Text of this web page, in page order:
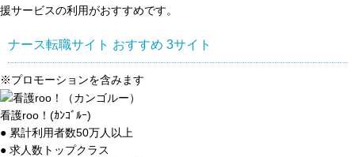
援サービスの利用がおすすめです。
ナース転職サイト おすすめ 3サイト
※プロモーションを含みます
看護roo！(ｶﾝｺﾞﾙｰ)
● 累計利用者数50万人以上
● 求人数トップクラス